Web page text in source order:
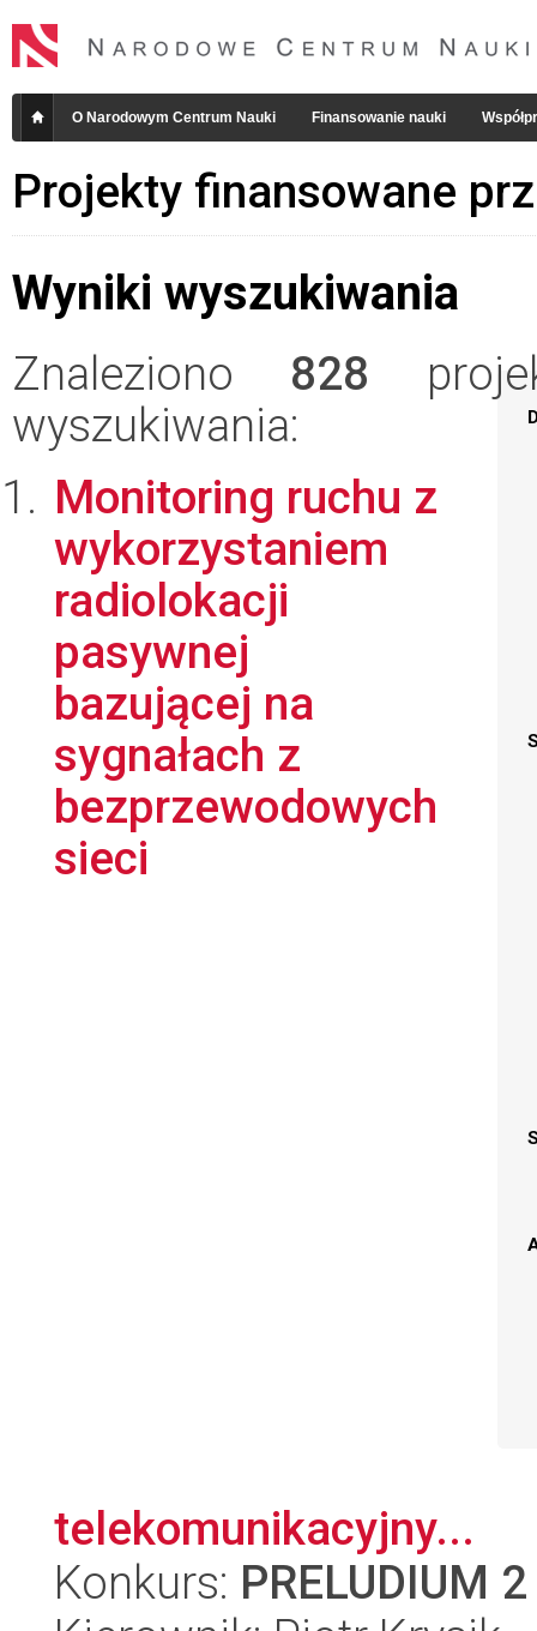
O Narodowym Centrum Nauki Finansowanie nauki
Projekty finansowane
Wyniki wyszukiwania
Znaleziono 828
wyszukiwania:
Monitoring ruchu z
wykorzystaniem
radiolokacji
pasywnej
bazującej na
sygnałach z
bezprzewodowych
sieci
telekomunikacyjny...
Konkurs: PRELUDIUM 2